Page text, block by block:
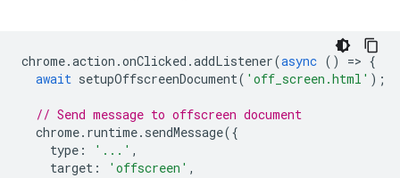
chrome.action .onClicked .addListener(async () => {
await setupOffscreenDocument( 'off_screen.html' );
// Send message to offscreen document
chrome. runtime. sendMessage({
type : '...' ,
target : 'offscreen' ,